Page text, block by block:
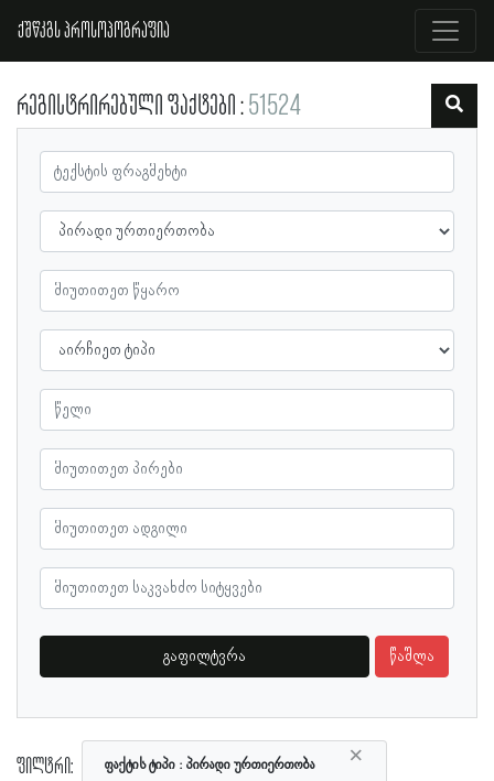
ქშწკგს პროსოპოგრაფია
რეგისტრირებული ფაქტები 51524
გაფილტვრა წაშლა
ფილტრი: ×
ფაქტის ტიპი პირადი ურთიერთობა